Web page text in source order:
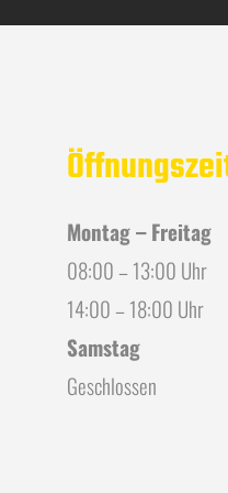
Montag – Freitag
08:00 – 13:00 Uhr
14:00 – 18:00 Uhr
Samstag
Geschlossen